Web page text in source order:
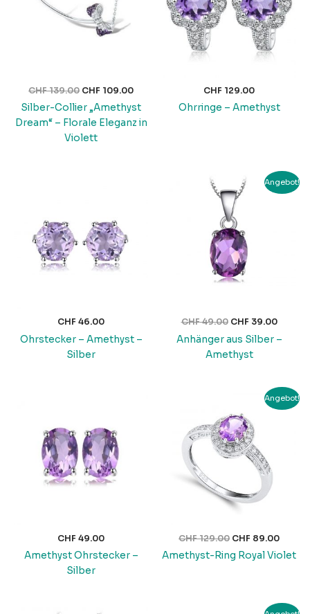
CHF139.00 CHF 109.00
Silber-Collier „Amethyst
Dream“ – Florale Eleganz in
Violett
CHF 129.00
Ohrringe – Amethyst
CHF 46.00
Ohrstecker – Amethyst –
Silber
Angebot!
CHF49.00
Ursprünglicher
Preis
war:
CHF 49.00
CHF 39.00
Preis
Anhänger aus Silber –
Amethyst
CHF 49.00
Amethyst Ohrstecker –
Silber
Angebot!
CHF129.00
Ursprünglicher
war:
CHF 129.00
CHF 89.00
Preis
Amethyst-Ring Royal Violet
Ursprünglicher